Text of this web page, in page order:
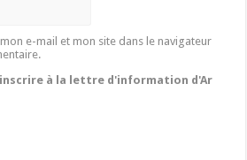
e-mail et mon site dans le navigateur
à la lettre d'information d'Ar